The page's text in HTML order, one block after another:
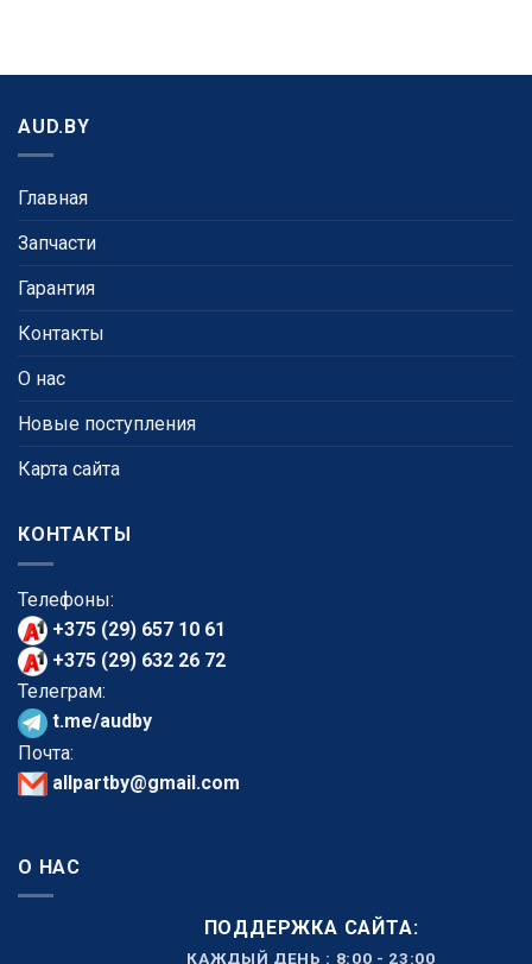
AUD.BY
Главная
Запчасти
Гарантия
Контакты
О нас
Новые поступления
Карта сайта
КОНТАКТЫ
Телефоны:
+375 (29) 657 10 61
+375 (29) 632 26 72
Телеграм:
t.me/audby
Почта:
allpartby@gmail.com
О НАС
ПОДДЕРЖКА САЙТА:
КАЖДЫЙ ДЕНЬ : 8:00 - 23:00